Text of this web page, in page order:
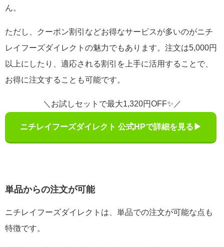
ん。
ただし、クーポン割引などお得なサービスが多いのがニチ
レイフーズダイレクトの魅力でもあります。注文は5,000円
以上にしたり、適応される割引を上手に活用することで、
お得に注文することも可能です。
＼お試しセットで最大1,320円OFF✨／
ニチレイフーズダイレクト 公式HPで詳細を見る▶
単品からの注文が可能
ニチレイフーズダイレクトは、単品での注文が可能な点も
特徴です。